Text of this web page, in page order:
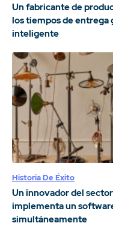
Un fabricante de
los tiempos de entrega
inteligente
Historia De Éxito
Un innovador del
implementa un
simultáneamente